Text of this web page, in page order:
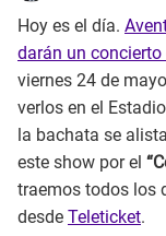
Hoy es el día.
darán un concierto
viernes 24 de
verlos en el
la bachata se
este show por el
traemos todos los
desde Teleticket.